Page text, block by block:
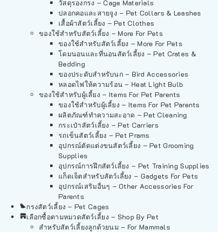
วัสดุรองกรง – Cage Materials
ปลอกคอและสายจูง – Pet Collars & Leashes
เสื้อผ้าสัตว์เลี้ยง – Pet Clothes
ของใช้สำหรับสัตว์เลี้ยง – More For Pets
ของใช้สำหรับสัตว์เลี้ยง – More For Pets
โดมนอนและที่นอนสัตว์เลี้ยง – Pet Crates &
Bedding
ของประดับสำหรับนก – Bird Accessories
หลอดไฟให้ความร้อน – Heat Light Bulb
ของใช้สำหรับผู้เลี้ยง – Items For Pet Parents
ของใช้สำหรับผู้เลี้ยง – Items For Pet Parents
ผลิตภัณฑ์ทำความสะอาด – Pet Cleaning
กระเป๋าสัตว์เลี้ยง – Pet Carriers
รถเข็นสัตว์เลี้ยง – Pet Prams
อุปกรณ์ตัดแต่งขนสัตว์เลี้ยง – Pet Grooming
Supplies
อุปกรณ์การฝึกสัตว์เลี้ยง – Pet Training Supplies
แก็ดเจ็ตสำหรับสัตว์เลี้ยง – Gadgets For Pets
อุปกรณ์เสริมอื่นๆ – Other Accessories For
Parents
กรงสัตว์เลี้ยง – Pet Cages
เลือกซื้อตามหมวดสัตว์เลี้ยง – Shop By Pet
สำหรับสัตว์เลี้ยงลูกด้วยนม – For Mammals